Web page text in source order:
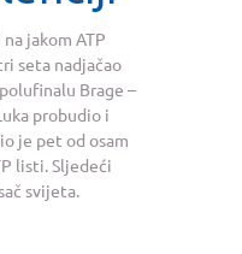
jakom ATP
seta nadjačao
Brage –
probudio i
je pet od osam
listi. Sljedeći
svijeta.